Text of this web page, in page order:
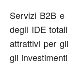
Servizi B2B
degli IDE
attrattivi per
gli